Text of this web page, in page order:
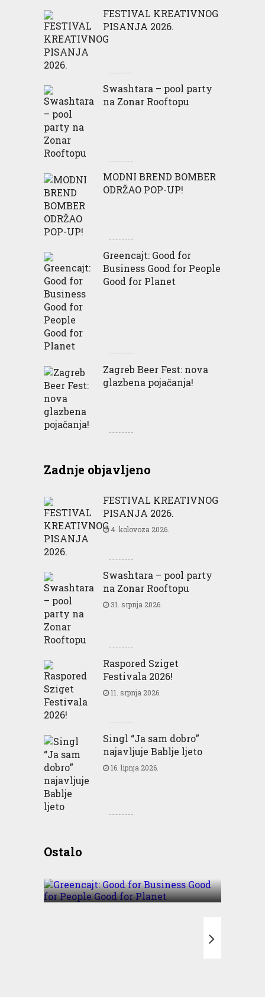
FESTIVAL KREATIVNOG
PISANJA 2026.
Swashtara – pool party
na Zonar Rooftopu
MODNI BREND BOMBER
ODRŽAO POP-UP!
Greencajt: Good for
Business Good for People
Good for Planet
Zagreb Beer Fest: nova
glazbena pojačanja!
Zadnje objavljeno
FESTIVAL KREATIVNOG
PISANJA 2026.
4. kolovoza 2026.
Swashtara – pool party
na Zonar Rooftopu
31. srpnja 2026.
Raspored Sziget
Festivala 2026!
11. srpnja 2026.
Singl “Ja sam dobro”
najavljuje Bablje ljeto
16. lipnja 2026.
OstaloBusiness Good for People